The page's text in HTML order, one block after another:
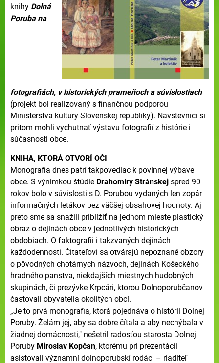
knihy Dolná
Poruba na
fotografiách, v historických prameňoch a súvislostiach
(projekt bol realizovaný s finančnou podporou
Ministerstva kultúry Slovenskej republiky). Návštevníci si
pritom mohli vychutnať výstavu fotografií z histórie i
súčasnosti obce.
KNIHA, KTORÁ OTVORÍ OČI
Monografia dnes patrí takpovediac k povinnej výbave
obce. S výnimkou štúdie Drahomíry Stránskej spred 90
rokov bolo v súvislosti s D. Porubou vydaných len zopár
informačných letákov bez väčšej obsahovej hodnoty. Aj
preto sme sa snažili priblížiť na jednom mieste plastický
obraz o dejinách obce v jednotlivých historických
obdobiach. O faktografii i takzvaných dejinách
každodennosti. Čitateľovi sa otvárajú nepoznané obzory
o pôvodných chotárnych názvoch, dejinách Košeckého
hradného panstva, niekdajších miestnych hudobných
skupinách, či prezývke Krpcári, ktorou Dolnoporubčanov
častovali obyvatelia okolitých obcí.
„Je to prvá monografia, ktorá pojednáva o histórii Dolnej
Poruby. Želám jej, aby sa dobre čítala a aby nechýbala v
žiadnej domácnosti," nešetril radosťou starosta Dolnej
Poruby Miroslav Kopčan, ktorému pri prezentácii
asistovali významní dolnoporubskí rodáci – riaditeľ